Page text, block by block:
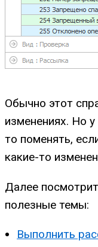
Обычно этот
изменениях. Но
то поменять,
какие-то
Далее
полезные темы:
Выполнить